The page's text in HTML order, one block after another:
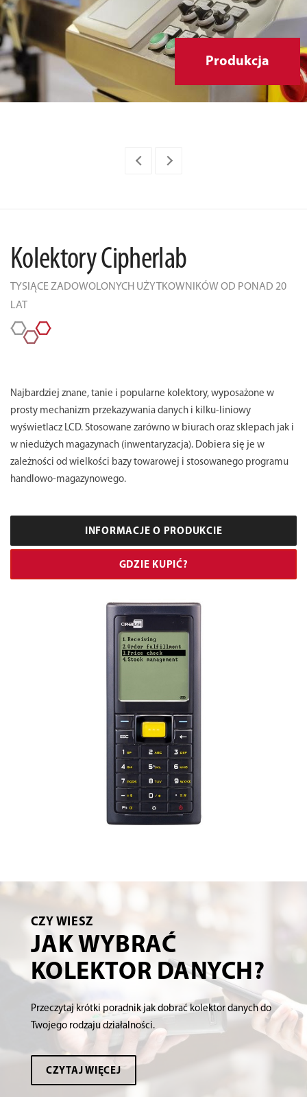
Produkcja
Kolektory Cipherlab
TYSIĄCE ZADOWOLONYCH UŻYTKOWNIKÓW OD PONAD 20
LAT
Najbardziej znane, tanie i popularne kolektory, wyposażone w
prosty mechanizm przekazywania danych i kilku-liniowy
wyświetlacz LCD. Stosowane zarówno w biurach oraz sklepach jak i
w niedużych magazynach (inwentaryzacja). Dobiera się je w
zależności od wielkości bazy towarowej i stosowanego programu
handlowo-magazynowego.
INFORMACJE O PRODUKCIE
GDZIE KUPIĆ?
CZY WIESZ
JAK WYBRAĆ
KOLEKTOR DANYCH?
Przeczytaj krótki poradnik jak dobrać kolektor danych do
Twojego rodzaju działalności.
CZYTAJ WIĘCEJ